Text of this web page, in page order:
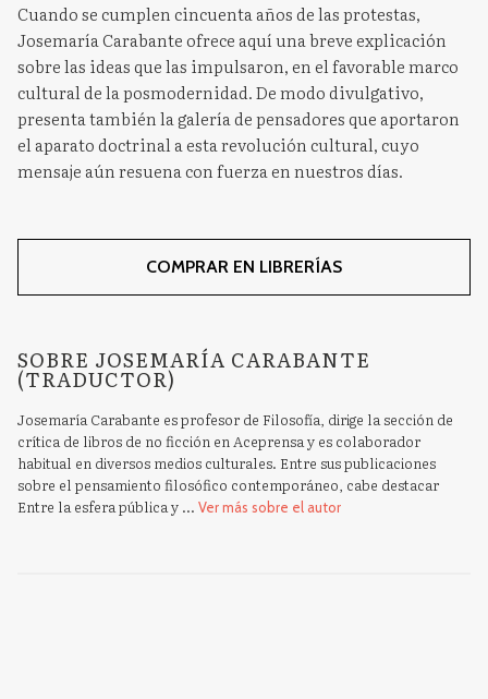
Cuando se cumplen cincuenta años de las protestas,
Josemaría Carabante ofrece aquí una breve explicación
sobre las ideas que las impulsaron, en el favorable marco
cultural de la posmodernidad. De modo divulgativo,
presenta también la galería de pensadores que aportaron
el aparato doctrinal a esta revolución cultural, cuyo
mensaje aún resuena con fuerza en nuestros días.
COMPRAR EN LIBRERÍAS
SOBRE JOSEMARÍA CARABANTE
(TRADUCTOR)
Josemaría Carabante es profesor de Filosofía, dirige la sección de
crítica de libros de no ficción en Aceprensa y es colaborador
habitual en diversos medios culturales. Entre sus publicaciones
sobre el pensamiento filosófico contemporáneo, cabe destacar
Entre la esfera pública y ... Ver más sobre el autor